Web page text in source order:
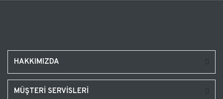
HAKKIMIZDA
MÜŞTERİ SERVİSLERİ